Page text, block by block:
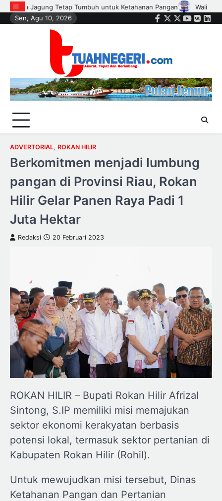
Skip
to
Wali Kota Agung Nugroho Lantik Hampir Seribu Ketua RT, RW,
Sen, Agu 10, 2026
Facebook
Twitter
Instagram
Youtube
VK
ADVERTORIAL, ROKAN HILIR
Berkomitmen menjadi lumbung
pangan di Provinsi Riau, Rokan
Hilir Gelar Panen Raya Padi 1
Juta Hektar
Redaksi 20 Februari 2023
ROKAN HILIR – Bupati Rokan Hilir Afrizal
Sintong, S.IP memiliki misi memajukan
sektor ekonomi kerakyatan berbasis
potensi lokal, termasuk sektor pertanian di
Kabupaten Rokan Hilir (Rohil).
Untuk mewujudkan misi tersebut, Dinas
Ketahanan Pangan dan Pertanian